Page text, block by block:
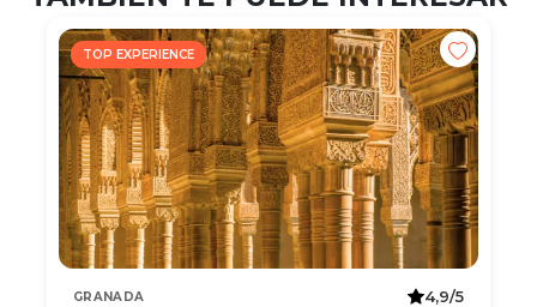
TOP EXPERIENCE
GRANADA 4,9/5